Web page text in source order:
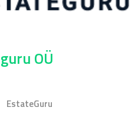
OÜ
EstateGuru